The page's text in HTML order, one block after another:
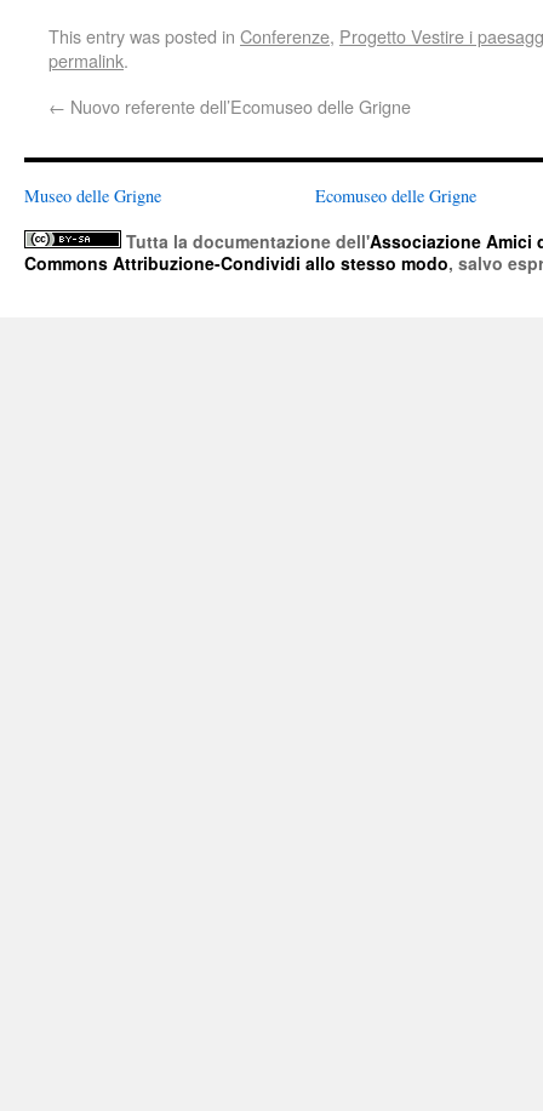
This entry was posted in Conferenze, Progetto Vestire i
permalink.
← Nuovo referente dell’Ecomuseo delle Grigne
Museo delle Grigne Ecomuseo delle Grigne
Tutta la documentazione dell'Associazione Amici
Commons Attribuzione-Condividi allo stesso modo, salvo